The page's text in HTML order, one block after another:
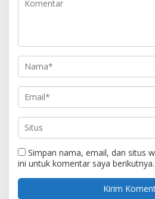
Simpan nama, email, dan situs
ini untuk komentar saya berikutnya.